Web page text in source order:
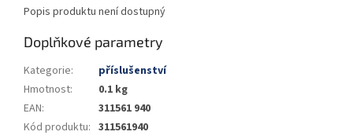
Popis produktu není dostupný
Doplňkové parametry
Kategorie:
příslušenství
Hmotnost:
0.1 kg
EAN:
311561 940
Kód produktu: 311561940